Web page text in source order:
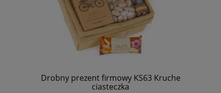
Drobny prezent firmowy KS63 Kruche
ciasteczka